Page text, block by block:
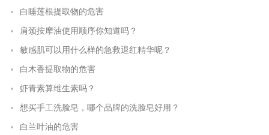
白睡莲根提取物的危害
肩颈按摩油使用顺序你知道吗？
敏感肌可以用什么样的急救退红精华呢？
白木香提取物的危害
虾青素算维生素吗？
想买手工洗脸皂，哪个品牌的洗脸皂好用？
白兰叶油的危害